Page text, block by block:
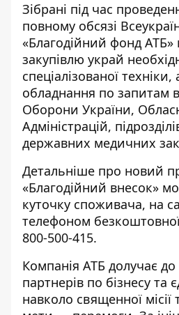
Зібрані під час
повному обсязі
«Благодійний фонд АТБ»
закупівлю украй
спеціалізованої техніки,
обладнання по запитам
Оборони України,
Адміністрацій,
державних медичних
Детальніше про новий
«Благодійний внесок»
куточку споживача, на
телефоном безкоштовної
800-500-415.
Компанія АТБ долучає до
партнерів по бізнесу та
навколо священної місії